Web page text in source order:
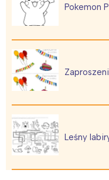
Pokemon
Leśny